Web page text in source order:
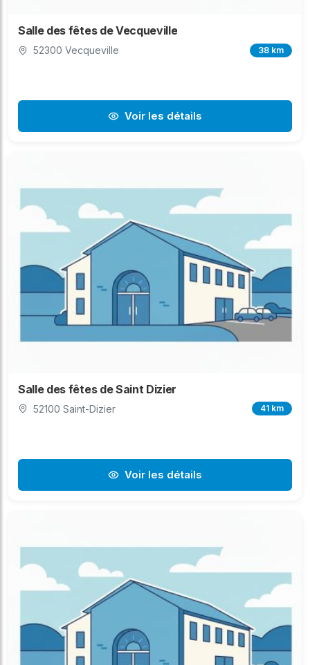
Salle des fêtes de Vecqueville
52300 Vecqueville 38 km
Voir les détails
Salle des fêtes de Saint Dizier
52100 Saint-Dizier 41 km
Voir les détails